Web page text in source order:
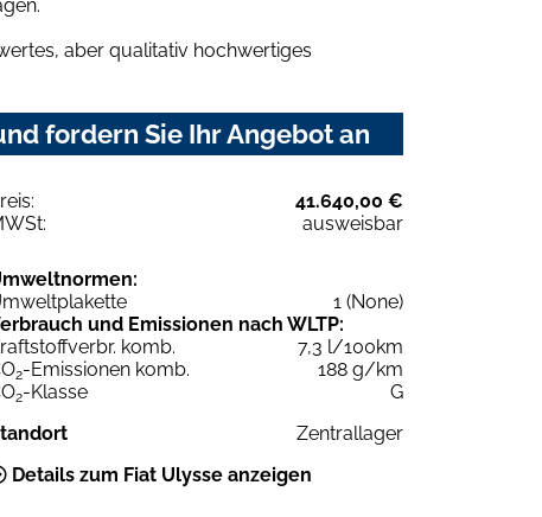
aber qualitativ hochwertiges
fordern Sie Ihr Angebot an
41.640,00 €
ausweisbar
1 (None)
und Emissionen nach WLTP:
komb.
7,3 l/100km
2-Emissionen komb.
188 g/km
2-Klasse
G
Zentrallager
Details zum Fiat Ulysse anzeigen